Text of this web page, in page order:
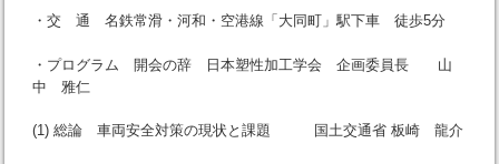
・交 通 名鉄常滑・河和・空港線「大同町」駅下車 徒歩5分
・プログラム 開会の辞 日本塑性加工学会 企画委員長 山
中 雅仁
(1) 総論 車両安全対策の現状と課題 国土交通省 板崎 龍介